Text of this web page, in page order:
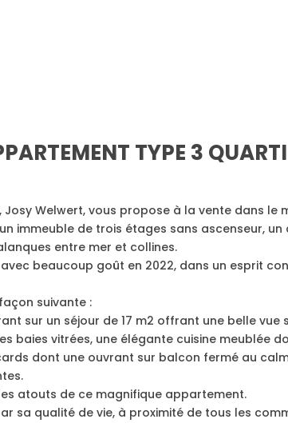
TYPE 3
Welwert, vous propose à la vente dans le
immeuble de trois étages sans ascenseur,
entre mer et collines.
beaucoup goût en 2022, dans un esprit
suivante :
sur un séjour de 17 m2 offrant une belle
baies vitrées, une élégante cuisine meublée
dont une ouvrant sur balcon fermé au
atouts de ce magnifique appartement.
sa qualité de vie, à proximité de tous les